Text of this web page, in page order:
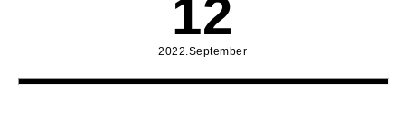
12
2022.September